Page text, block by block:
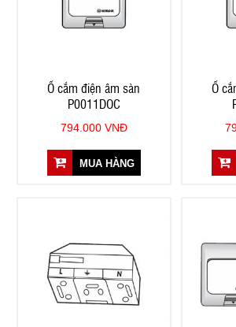
Ổ cắm điện âm sàn
P0011DOC
794.000 VNĐ
MUA HÀNG
Ổ